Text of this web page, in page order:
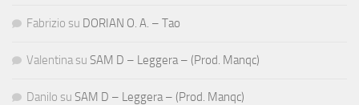
Fabrizio su DORIAN O. A. – Tao
Valentina su SAM D – Leggera – (Prod. Manqc)
Danilo su SAM D – Leggera – (Prod. Manqc)